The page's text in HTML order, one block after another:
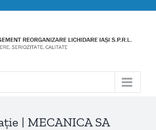
| MECANICA SA